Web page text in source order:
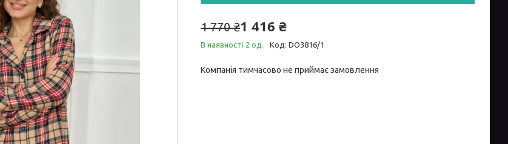
1 770 ₴1 416 ₴
В наявності 2 од. Код: DO3816/1
Компанія тимчасово не приймає замовлення